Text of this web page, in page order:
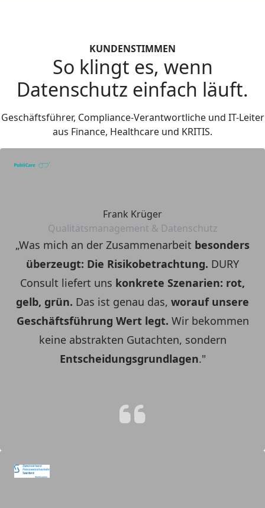
KUNDENSTIMMEN
So klingt es, wenn
Datenschutz einfach läuft.
Geschäftsführer, Compliance-Verantwortliche und IT-Leiter
aus Finance, Healthcare und KRITIS.
Frank Krüger
Qualitätsmanagement & Datenschutz
„Was mich an der Zusammenarbeit besonders
überzeugt: Die Risikobetrachtung. DURY
Consult liefert uns konkrete Szenarien: rot,
gelb, grün. Das ist genau das, worauf unsere
Geschäftsführung Wert legt. Wir bekommen
keine abstrakten Gutachten, sondern
Entscheidungsgrundlagen."